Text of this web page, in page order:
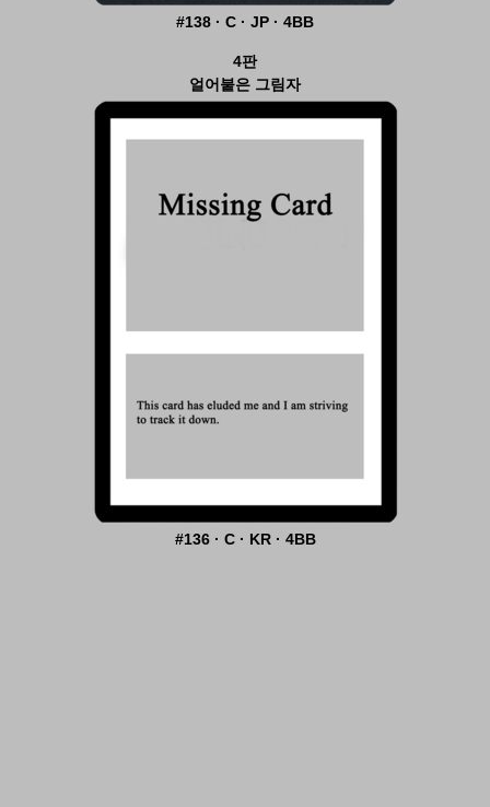
#138 · C · JP · 4BB
4판
얼어붙은 그림자
#136 · C · KR · 4BB